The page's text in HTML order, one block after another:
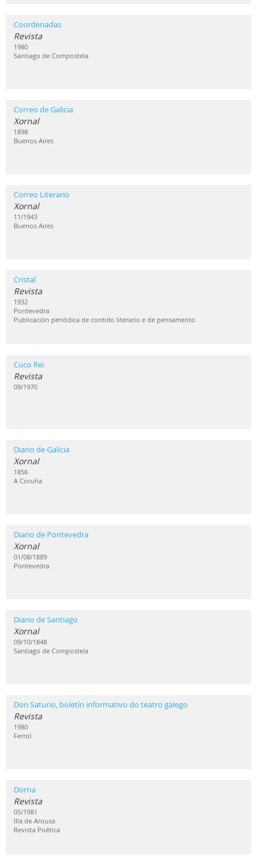
Coordenadas
Revista
1980
Santiago de Compostela
Correo de Galicia
Xornal
1898
Buenos Aires
Correo Literario
Xornal
11/1943
Buenos Aires
Cristal
Revista
1932
Pontevedra
Publicación periódica de contido literario e de pensamento
Cuco Rei
Revista
09/1970
Diario de Galicia
Xornal
1856
A Coruña
Diario de Pontevedra
Xornal
01/08/1889
Pontevedra
Diario de Santiago
Xornal
09/10/1848
Santiago de Compostela
Don Saturio, boletín informativo do teatro galego
Revista
1980
Ferrol
Dorna
Revista
05/1981
Illa de Arousa
Revista Poética